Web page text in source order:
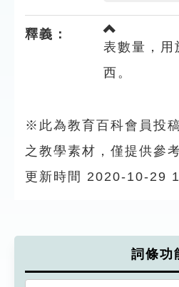
貓頭鷹博士
釋義：
表數量，用
西。
※此為教育百科會員投
之教學素材，僅提供參考
更新時間 2020-10-29
詞條功